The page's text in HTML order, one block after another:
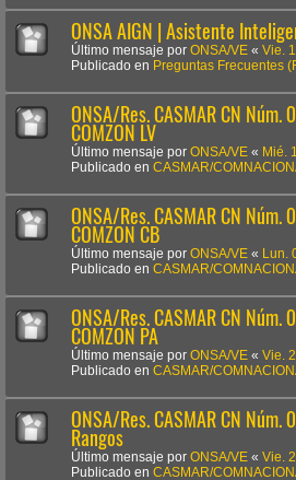
ONSA AIGN | Asistente
Último mensaje por ONSA/VE « Vie.
Publicado en Preguntas Frecuentes
ONSA/Res. CASMAR CN
COMZON LV
Último mensaje por ONSA/VE « Mié.
Publicado en CASMAR/
ONSA/Res. CASMAR CN
COMZON CB
Último mensaje por ONSA/VE «
Lun.
Publicado en CASMAR/
ONSA/Res. CASMAR CN
COMZON PA
Último mensaje por ONSA/VE « Vie.
Publicado en CASMAR/
ONSA/Res. CASMAR CN
Rangos
Último mensaje por ONSA/VE « Vie.
Publicado en CASMAR/